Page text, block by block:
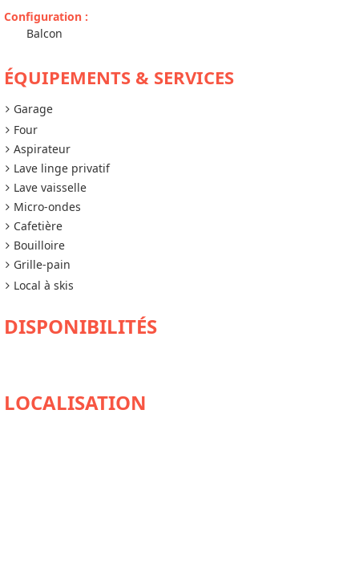
Configuration :
Balcon
ÉQUIPEMENTS & SERVICES
Garage
Four
Aspirateur
Lave linge privatif
Lave vaisselle
Micro-ondes
Cafetière
Bouilloire
Grille-pain
Local à skis
DISPONIBILITÉS